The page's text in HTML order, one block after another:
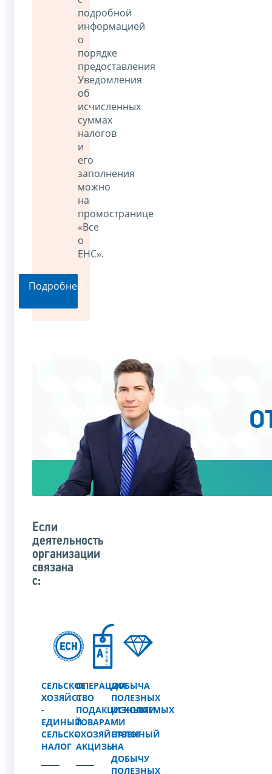
подробной
информацией
о
порядке
предоставления
Уведомления
об
исчисленных
суммах
налогов
и
его
заполнения
можно
на
промостранице
«Все
о
ЕНС».
Подробнее
Если
деятельность
организации
связана
с:
СЕЛЬСКОЕ
ХОЗЯЙСТВО
-
ЕДИНЫЙ
СЕЛЬСКОХОЗЯЙСТВЕННЫЙ
НАЛОГ
ОПЕРАЦИИ
С
ПОДАКЦИЗНЫМИ
ТОВАРАМИ
-
АКЦИЗЫ
ДОБЫЧА
ПОЛЕЗНЫХ
ИСКОПАЕМЫХ
-
НАЛОГ
НА
ДОБЫЧУ
ПОЛЕЗНЫХ